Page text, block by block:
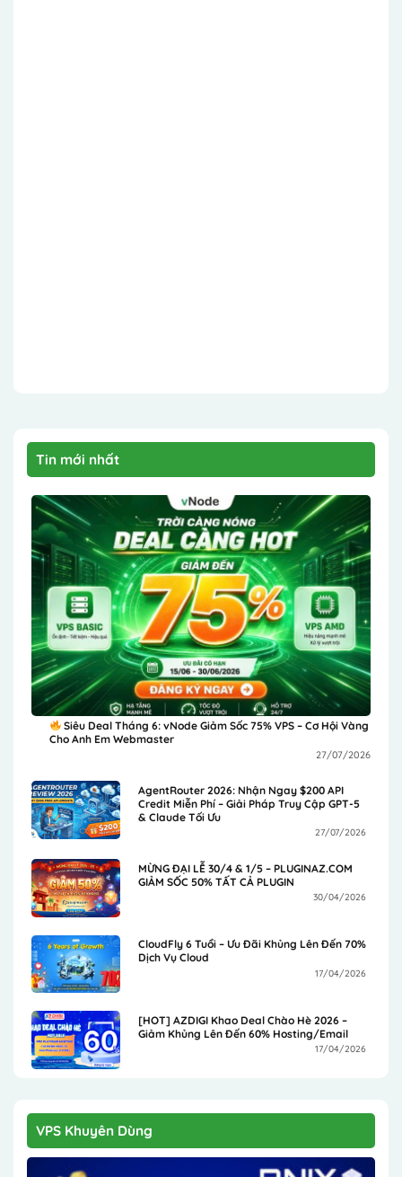
Tin mới nhất
Siêu Deal Tháng 6: vNode Giảm Sốc 75% VPS – Cơ Hội Vàng
Cho Anh Em Webmaster
27/07/2026
AgentRouter 2026: Nhận Ngay $200 API
Credit Miễn Phí – Giải Pháp Truy Cập GPT-5
& Claude Tối Ưu
27/07/2026
MỪNG ĐẠI LỄ 30/4 & 1/5 – PLUGINAZ.COM
GIẢM SỐC 50% TẤT CẢ PLUGIN
30/04/2026
CloudFly 6 Tuổi – Ưu Đãi Khủng Lên Đến 70%
Dịch Vụ Cloud
17/04/2026
[HOT] AZDIGI Khao Deal Chào Hè 2026 –
Giảm Khủng Lên Đến 60% Hosting/Email
17/04/2026
VPS Khuyên Dùng